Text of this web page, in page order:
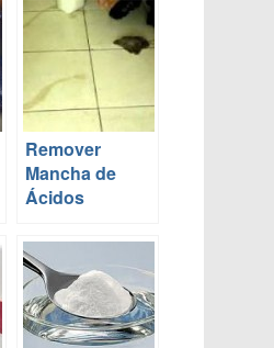
Remover
Mancha de
Ácidos